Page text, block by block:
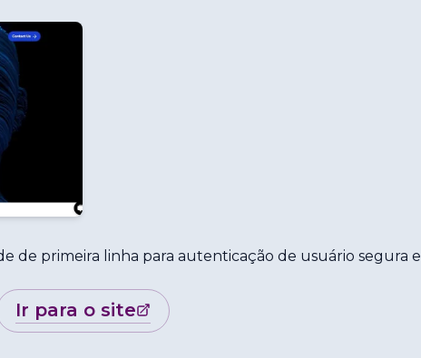
de primeira linha para autenticação de usuário segura e
ir para o site